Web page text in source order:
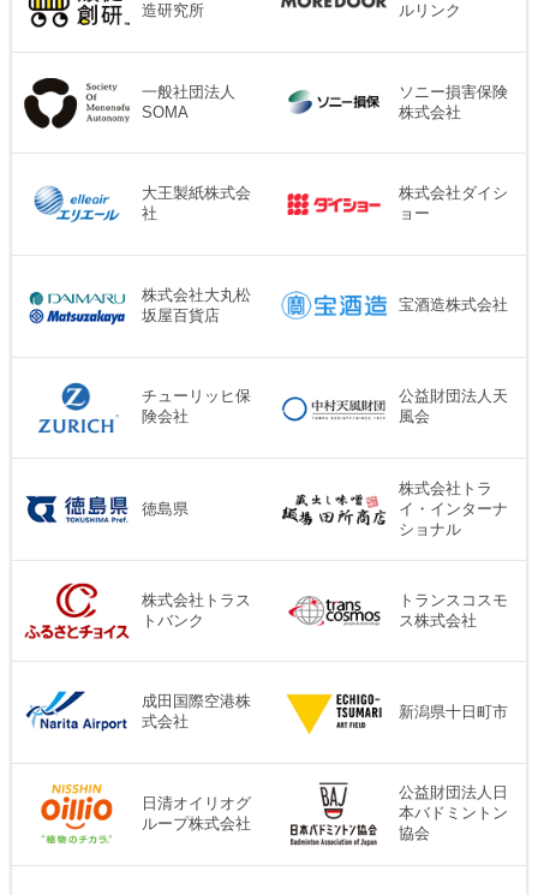
造研究所
ルリンク
一般社団法人
SOMA
ソニー損害保険
株式会社
大王製紙株式会
社
株式会社ダイシ
ョー
株式会社大丸松
坂屋百貨店
宝酒造株式会社
チューリッヒ保
険会社
公益財団法人天
風会
徳島県
株式会社トラ
イ・インターナ
ショナル
株式会社トラス
トバンク
トランスコスモ
ス株式会社
成田国際空港株
式会社
新潟県十日町市
日清オイリオグ
ループ株式会社
公益財団法人日
本バドミントン
協会